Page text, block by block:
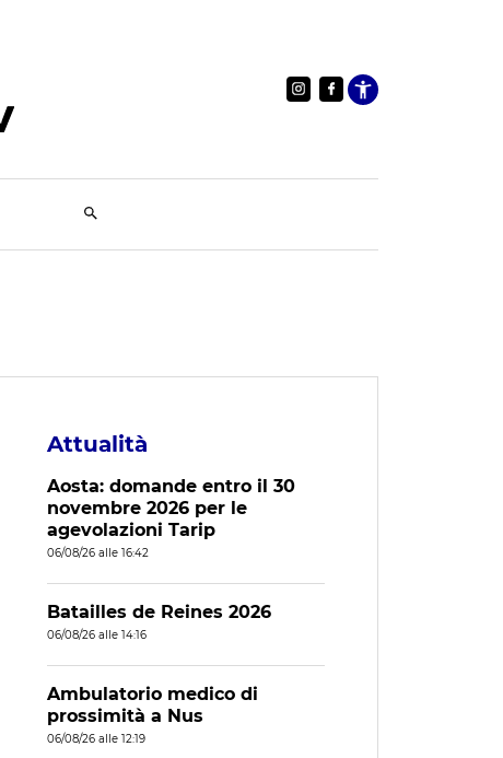
Apri le
Attualità
Aosta: domande entro il 30
novembre 2026 per le
agevolazioni Tarip
06/08/26 alle 16:42
Batailles de Reines 2026
06/08/26 alle 14:16
Ambulatorio medico di
prossimità a Nus
06/08/26 alle 12:19